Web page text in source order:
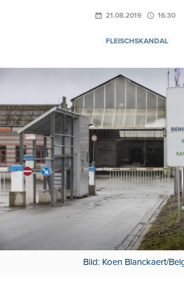
21.08.2019 16:30
FLEISCHSKANDAL
Bild: Koen Blanckaert/